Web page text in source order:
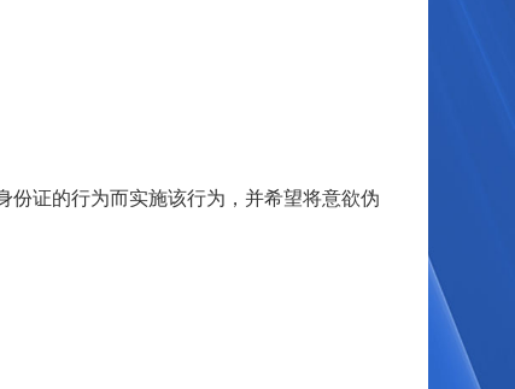
证的行为而实施该行为，并希望将意欲伪